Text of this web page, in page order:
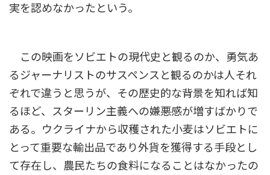
実を認めなかったという。
この映画をソビエトの現代史と観るのか、勇気あ
るジャーナリストのサスペンスと観るのかは人それ
ぞれで違うと思うが、その歴史的な背景を知れば知
るほど、スターリン主義への嫌悪感が増すばかりで
ある。ウクライナから収穫された小麦はソビエトに
とって重要な輸出品であり外貨を獲得する手段とし
て存在し、農民たちの食料になることはなかったの